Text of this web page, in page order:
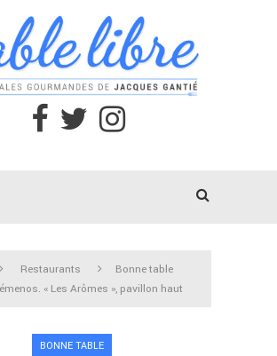
Restaurants
Bonne table
« Les Arômes », pavillon haut
BONNE TABLE